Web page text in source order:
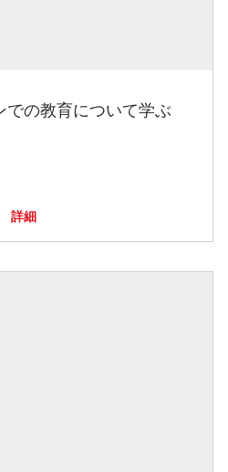
の教育について学ぶ
詳細